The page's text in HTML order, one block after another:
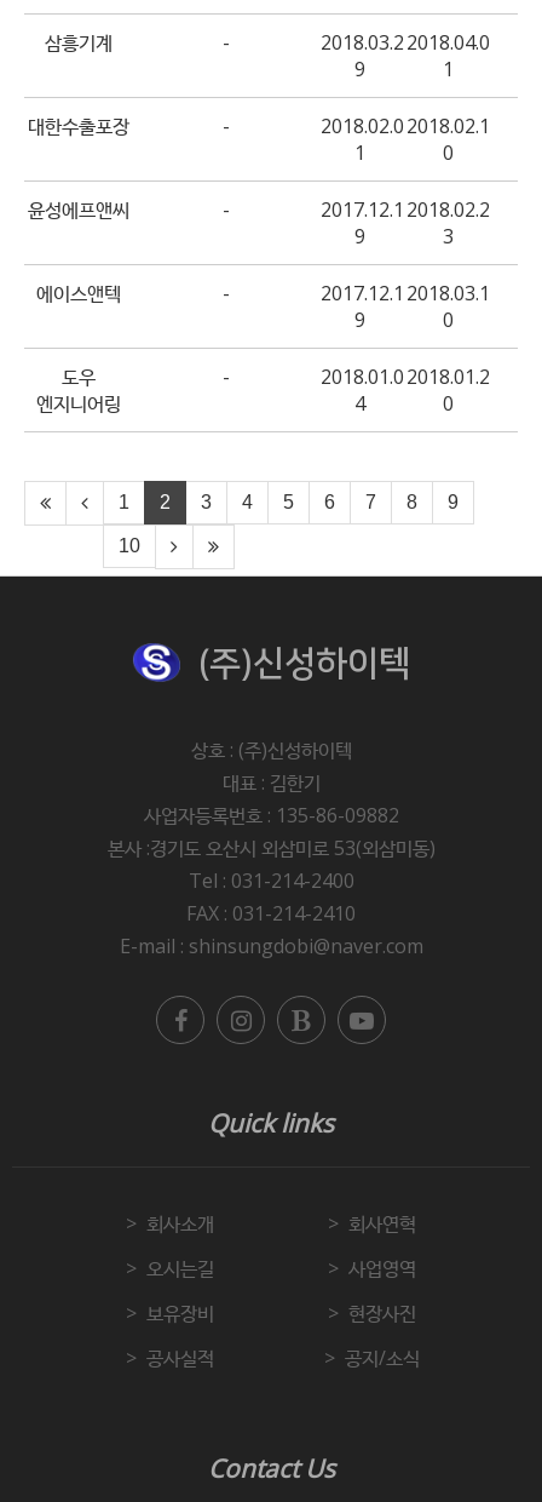
삼흥기계 -
2018.03.2
9
2018.04.0
1
대한수출포장 -
2018.02.0
1
2018.02.1
0
윤성에프앤씨 -
2017.12.1
9
2018.02.2
3
에이스앤텍 -
2017.12.1
9
2018.03.1
0
도우
엔지니어링
-
2018.01.0
4
2018.01.2
0
1 2 3 4 5 6 7 8 9
10
(주)신성하이텍
상호 : (주)신성하이텍
대표 : 김한기
사업자등록번호 : 135-86-09882
본사 :경기도 오산시 외삼미로 53(외삼미동)
Tel : 031-214-2400
FAX : 031-214-2410
E-mail : shinsungdobi@naver.com
Quick links
회사소개
회사연혁
오시는길
사업영역
보유장비
현장사진
공사실적
공지/소식
Contact Us